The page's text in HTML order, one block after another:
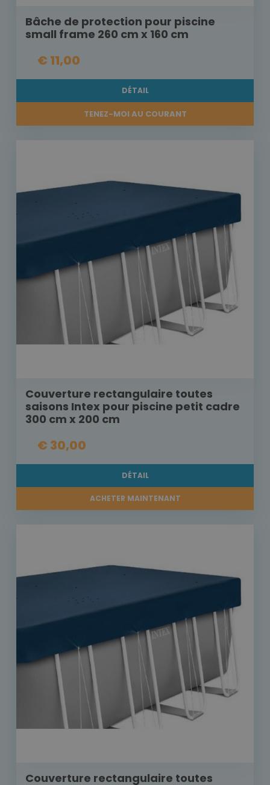
Bâche de protection pour piscine
small frame 260 cm x 160 cm
€ 11,00
DÉTAIL
TENEZ-MOI AU COURANT
Couverture rectangulaire toutes
saisons Intex pour piscine petit cadre
300 cm x 200 cm
€ 30,00
DÉTAIL
ACHETER MAINTENANT
Couverture rectangulaire toutes